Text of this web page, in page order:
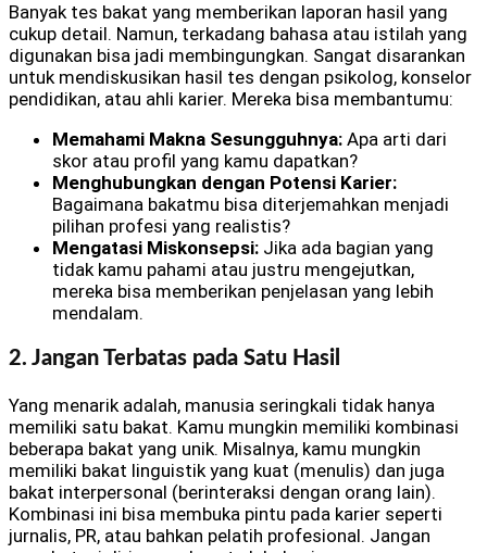
Banyak tes bakat yang memberikan laporan hasil yang
cukup detail. Namun, terkadang bahasa atau istilah yang
digunakan bisa jadi membingungkan. Sangat disarankan
untuk mendiskusikan hasil tes dengan psikolog, konselor
pendidikan, atau ahli karier. Mereka bisa membantumu:
Memahami Makna Sesungguhnya: Apa arti dari
skor atau profil yang kamu dapatkan?
Menghubungkan dengan Potensi Karier:
Bagaimana bakatmu bisa diterjemahkan menjadi
pilihan profesi yang realistis?
Mengatasi Miskonsepsi: Jika ada bagian yang
tidak kamu pahami atau justru mengejutkan,
mereka bisa memberikan penjelasan yang lebih
mendalam.
2. Jangan Terbatas pada Satu Hasil
Yang menarik adalah, manusia seringkali tidak hanya
memiliki satu bakat. Kamu mungkin memiliki kombinasi
beberapa bakat yang unik. Misalnya, kamu mungkin
memiliki bakat linguistik yang kuat (menulis) dan juga
bakat interpersonal (berinteraksi dengan orang lain).
Kombinasi ini bisa membuka pintu pada karier seperti
jurnalis, PR, atau bahkan pelatih profesional. Jangan